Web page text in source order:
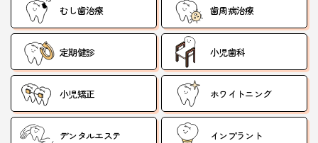
むし歯治療 歯周病治療
定期健診 小児歯科
小児矯正 ホワイトニング
デンタルエステ インプラント